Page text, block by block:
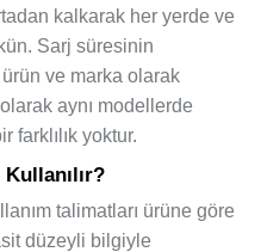
kalkarak her yerde ve
Sarj süresinin
ve marka olarak
aynı modellerde
farklılık yoktur.
Kullanılır?
talimatları ürüne göre
düzeyli bilgiyle